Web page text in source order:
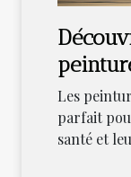
Les
parfait
santé et